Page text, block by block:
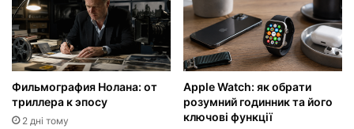
Фильмография Нолана: от
триллера к эпосу
2 дні тому
Apple Watch: як обрати
розумний годинник та його
ключові функції